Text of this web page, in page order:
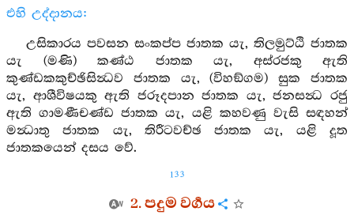
එහි උද්දානය:
උසිකාරය පවසන සංකප්ප ජාතක යැ, තිලමුට්ඨි ජාතක
යැ (මණි) කණ්ඨ ජාතක යැ, අස්රජකු ඇති
කුණ්ඩකකුච්ඡිසින්‍ධව ජාතක යැ, (විහඞ්ගම) සුක ජාතක
යැ, ආශීවිෂයකු ඇති ජරූදපාන ජාතක යැ, ජනසන්‍ධ රජු
ඇති ගාමණීචණ්ඩ ජාතක යැ, යළි කහවණු වැසි සඳහන්
මන්‍ධාතු ජාතක යැ, තිරීටවච්ඡ ජාතක යැ, යළි දූත
ජාතකයෙන් දසය වේ.
133
2. පදුම වර්‍ගය